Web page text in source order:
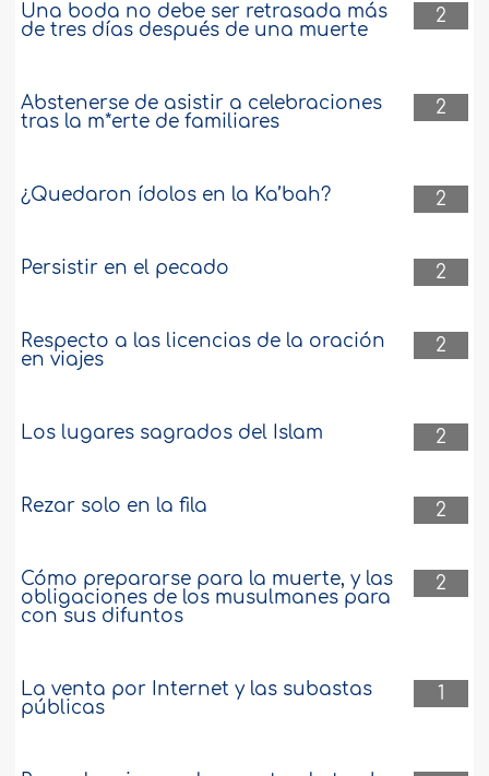
2
Una boda no debe ser retrasada más
de tres días después de una muerte
2
Abstenerse de asistir a celebraciones
tras la m*erte de familiares
2
¿Quedaron ídolos en la Ka’bah?
2
Persistir en el pecado
2
Respecto a las licencias de la oración
en viajes
2
Los lugares sagrados del Islam
2
Rezar solo en la fila
2
Cómo prepararse para la muerte, y las
obligaciones de los musulmanes para
con sus difuntos
1
La venta por Internet y las subastas
públicas